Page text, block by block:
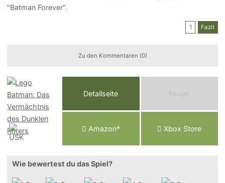
"Batman Forever".
1 Fazit
Zu den Kommentaren (0)
Detailseite Forum
Amazon* Xbox Store
Wie bewertest du das Spiel?